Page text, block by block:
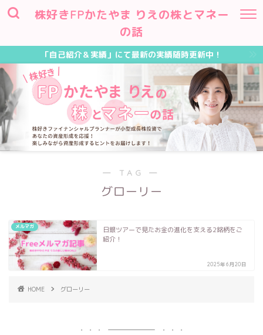
株好きFPかたやま りえの株とマネー
の話
「自己紹介＆実績」にて最新の実績随時更新中！
― TAG ―
グローリー
メルマガ
日銀ツアーで見たお金の進化を支える2銘柄をご
紹介！
2025年6月20日
HOME グローリー